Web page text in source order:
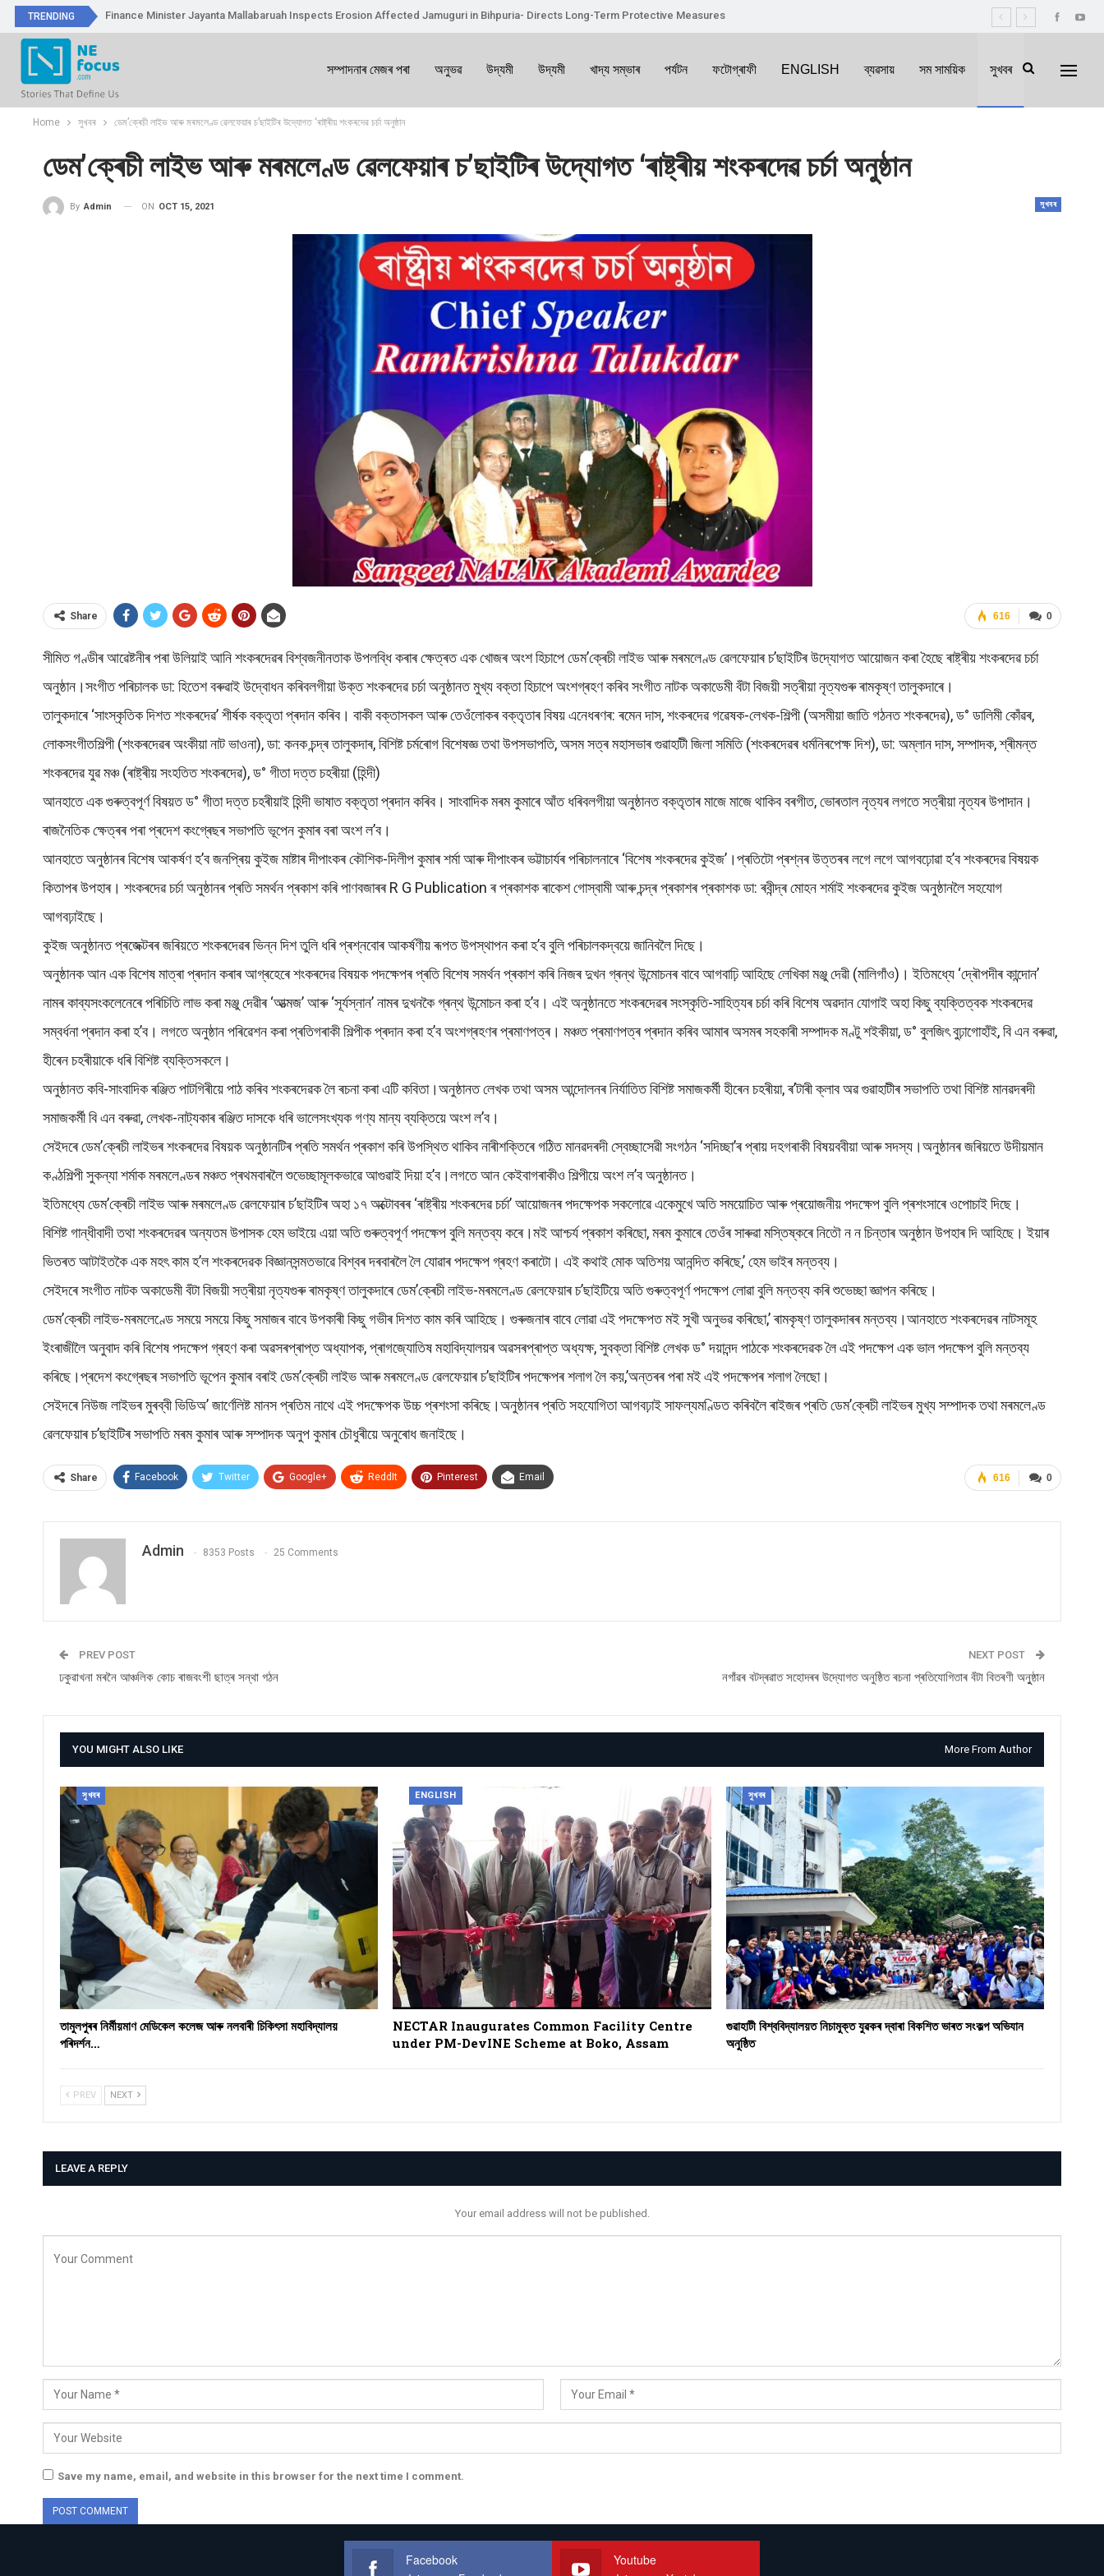
TRENDING Finance Minister Jayanta Mallabaruah Inspects Erosion Affected Jamuguri in Bihpuria- Directs Long-Term Protective Measures
সম্পাদনাৰ মেজৰ পৰা অনুভৱ উদ্যমী উদ্যমী খাদ্য সম্ভাৰ পৰ্যটন ফটোগ্ৰাফী ENGLISH ব্যৱসায় সম সাময়িক সুখবৰ
Home সুখবৰ ডেম’ক্ৰেচী লাইভ আৰু মৰমলেণ্ড ৱেলফেয়াৰ চ’ছাইটিৰ উদ্যোগত ‘ৰাষ্ট্ৰীয় শংকৰদেৱ চৰ্চা অনুষ্ঠান
ডেম’ক্ৰেচী লাইভ আৰু মৰমলেণ্ড ৱেলফেয়াৰ চ’ছাইটিৰ উদ্যোগত ‘ৰাষ্ট্ৰীয় শংকৰদেৱ চৰ্চা অনুষ্ঠান
সুখবৰ
By Admin ON OCT 15, 2021
0
616
Share
সীমিত গণ্ডীৰ আৱেষ্টনীৰ পৰা উলিয়াই আনি শংকৰদেৱৰ বিশ্বজনীনতাক উপলব্ধি কৰাৰ ক্ষেত্ৰত এক খোজৰ অংশ হিচাপে ডেম’ক্ৰেচী লাইভ আৰু মৰমলেণ্ড ৱেলফেয়াৰ চ’ছাইটিৰ উদ্যোগত আয়োজন কৰা হৈছে ৰাষ্ট্ৰীয় শংকৰদেৱ চৰ্চা
অনুষ্ঠান।সংগীত পৰিচালক ডা: হিতেশ বৰুৱাই উদ্বোধন কৰিবলগীয়া উক্ত শংকৰদেৱ চৰ্চা অনুষ্ঠানত মুখ্য বক্তা হিচাপে অংশগ্ৰহণ কৰিব সংগীত নাটক অকাডেমী বঁটা বিজয়ী সত্ৰীয়া নৃত্যগুৰু ৰামকৃষ্ণ তালুকদাৰে।
তালুকদাৰে ‘সাংস্কৃতিক দিশত শংকৰদেৱ’ শীৰ্ষক বক্তৃতা প্ৰদান কৰিব। বাকী বক্তাসকল আৰু তেওঁলোকৰ বক্তৃতাৰ বিষয় এনেধৰণৰ: ৰমেন দাস, শংকৰদেৱ গৱেষক-লেখক-শিল্পী (অসমীয়া জাতি গঠনত শংকৰদেৱ), ড° ডালিমী কোঁৱৰ,
লোকসংগীতশিল্পী (শংকৰদেৱৰ অংকীয়া নাট ভাওনা), ডা: কনক চন্দ্ৰ তালুকদাৰ, বিশিষ্ট চৰ্মৰোগ বিশেষজ্ঞ তথা উপসভাপতি, অসম সত্ৰ মহাসভাৰ গুৱাহাটী জিলা সমিতি (শংকৰদেৱৰ ধৰ্মনিৰপেক্ষ দিশ), ডা: অম্লান দাস, সম্পাদক, শ্ৰীমন্ত
শংকৰদেৱ যুৱ মঞ্চ (ৰাষ্ট্ৰীয় সংহতিত শংকৰদেৱ), ড° গীতা দত্ত চহৰীয়া (হিন্দী)
আনহাতে এক গুৰুত্বপূৰ্ণ বিষয়ত ড° গীতা দত্ত চহৰীয়াই হিন্দী ভাষাত বক্তৃতা প্ৰদান কৰিব। সাংবাদিক মৰম কুমাৰে আঁত ধৰিবলগীয়া অনুষ্ঠানত বক্তৃতাৰ মাজে মাজে থাকিব বৰগীত, ভোৰতাল নৃত্যৰ লগতে সত্ৰীয়া নৃত্যৰ উপাদান।
ৰাজনৈতিক ক্ষেত্ৰৰ পৰা প্ৰদেশ কংগ্ৰেছৰ সভাপতি ভূপেন কুমাৰ বৰা অংশ ল’ব।
আনহাতে অনুষ্ঠানৰ বিশেষ আকৰ্ষণ হ’ব জনপ্ৰিয় কুইজ মাষ্টাৰ দীপাংকৰ কৌশিক-দিলীপ কুমাৰ শৰ্মা আৰু দীপাংকৰ ভট্টাচাৰ্যৰ পৰিচালনাৰে ‘বিশেষ শংকৰদেৱ কুইজ’।প্ৰতিটো প্ৰশ্নৰ উত্তৰৰ লগে লগে আগবঢ়োৱা হ’ব শংকৰদেৱ বিষয়ক
কিতাপৰ উপহাৰ। শংকৰদেৱ চৰ্চা অনুষ্ঠানৰ প্ৰতি সমৰ্থন প্ৰকাশ কৰি পাণবজাৰৰ R G Publication ৰ প্ৰকাশক ৰাকেশ গোস্বামী আৰু চন্দ্ৰ প্ৰকাশৰ প্ৰকাশক ডা: ৰবীন্দ্ৰ মোহন শৰ্মাই শংকৰদেৱ কুইজ অনুষ্ঠানলৈ সহযোগ
আগবঢ়াইছে।
কুইজ অনুষ্ঠানত প্ৰজেক্টৰৰ জৰিয়তে শংকৰদেৱৰ ভিন্ন দিশ তুলি ধৰি প্ৰশ্নবোৰ আকৰ্ষণীয় ৰূপত উপস্থাপন কৰা হ’ব বুলি পৰিচালকদ্বয়ে জানিবলৈ দিছে।
অনুষ্ঠানক আন এক বিশেষ মাত্ৰা প্ৰদান কৰাৰ আগ্ৰহেৰে শংকৰদেৱ বিষয়ক পদক্ষেপৰ প্ৰতি বিশেষ সমৰ্থন প্ৰকাশ কৰি নিজৰ দুখন গ্ৰন্থ উন্মোচনৰ বাবে আগবাঢ়ি আহিছে লেখিকা মঞ্জু দেৱী (মালিগাঁও)। ইতিমধ্যে ‘দ্ৰৌপদীৰ কান্দোন’
নামৰ কাব্যসংকলেনেৰে পৰিচিতি লাভ কৰা মঞ্জু দেৱীৰ ‘আত্মজ’ আৰু ‘সূৰ্যস্নান’ নামৰ দুখনকৈ গ্ৰন্থ উন্মোচন কৰা হ’ব। এই অনুষ্ঠানতে শংকৰদেৱৰ সংস্কৃতি-সাহিত্যৰ চৰ্চা কৰি বিশেষ অৱদান যোগাই অহা কিছু ব্যক্তিত্বক শংকৰদেৱ
সম্বৰ্ধনা প্ৰদান কৰা হ’ব। লগতে অনুষ্ঠান পৰিৱেশন কৰা প্ৰতিগৰাকী শিল্পীক প্ৰদান কৰা হ’ব অংশগ্ৰহণৰ প্ৰমাণপত্ৰ। মঞ্চত প্ৰমাণপত্ৰ প্ৰদান কৰিব আমাৰ অসমৰ সহকাৰী সম্পাদক মণ্টু শইকীয়া, ড° বুলজিৎ বুঢ়াগোহাঁই, বি এন বৰুৱা,
হীৰেন চহৰীয়াকে ধৰি বিশিষ্ট ব্যক্তিসকলে।
অনুষ্ঠানত কবি-সাংবাদিক ৰঞ্জিত পাটগিৰীয়ে পাঠ কৰিব শংকৰদেৱক লৈ ৰচনা কৰা এটি কবিতা।অনুষ্ঠানত লেখক তথা অসম আন্দোলনৰ নিৰ্যাতিত বিশিষ্ট সমাজকৰ্মী হীৰেন চহৰীয়া, ৰ’টাৰী ক্লাব অৱ গুৱাহাটীৰ সভাপতি তথা বিশিষ্ট মানৱদৰদী
সমাজকৰ্মী বি এন বৰুৱা, লেখক-নাট্যকাৰ ৰঞ্জিত দাসকে ধৰি ভালেসংখ্যক গণ্য মান্য ব্যক্তিয়ে অংশ ল’ব।
সেইদৰে ডেম’ক্ৰেচী লাইভৰ শংকৰদেৱ বিষয়ক অনুষ্ঠানটিৰ প্ৰতি সমৰ্থন প্ৰকাশ কৰি উপস্থিত থাকিব নাৰীশক্তিৰে গঠিত মানৱদৰদী স্বেচ্ছাসেৱী সংগঠন ‘সদিচ্ছা’ৰ প্ৰায় দহগৰাকী বিষয়ববীয়া আৰু সদস্য।অনুষ্ঠানৰ জৰিয়তে উদীয়মান
কণ্ঠশিল্পী সুকন্যা শৰ্মাক মৰমলেণ্ডৰ মঞ্চত প্ৰথমবাৰলৈ শুভেচ্ছামূলকভাৱে আগুৱাই দিয়া হ’ব।লগতে আন কেইবাগৰাকীও শিল্পীয়ে অংশ ল’ব অনুষ্ঠানত।
ইতিমধ্যে ডেম’ক্ৰেচী লাইভ আৰু মৰমলেণ্ড ৱেলফেয়াৰ চ’ছাইটিৰ অহা ১৭ অক্টোবৰৰ ‘ৰাষ্ট্ৰীয় শংকৰদেৱ চৰ্চা’ আয়োজনৰ পদক্ষেপক সকলোৱে একেমুখে অতি সময়োচিত আৰু প্ৰয়োজনীয় পদক্ষেপ বুলি প্ৰশংসাৰে ওপোচাই দিছে।
বিশিষ্ট গান্ধীবাদী তথা শংকৰদেৱৰ অন্যতম উপাসক হেম ভাইয়ে এয়া অতি গুৰুত্বপূৰ্ণ পদক্ষেপ বুলি মন্তব্য কৰে।মই আশ্চৰ্য প্ৰকাশ কৰিছো, মৰম কুমাৰে তেওঁৰ সাৰুৱা মস্তিষ্কৰে নিতৌ ন ন চিন্তাৰ অনুষ্ঠান উপহাৰ দি আহিছে। ইয়াৰ
ভিতৰত আটাইতকৈ এক মহৎ কাম হ’ল শংকৰদেৱক বিজ্ঞানসন্মতভাৱে বিশ্বৰ দৰবাৰলৈ লৈ যোৱাৰ পদক্ষেপ গ্ৰহণ কৰাটো। এই কথাই মোক অতিশয় আনন্দিত কৰিছে,’ হেম ভাইৰ মন্তব্য।
সেইদৰে সংগীত নাটক অকাডেমী বঁটা বিজয়ী সত্ৰীয়া নৃত্যগুৰু ৰামকৃষ্ণ তালুকদাৰে ডেম’ক্ৰেচী লাইভ-মৰমলেণ্ড ৱেলফেয়াৰ চ’ছাইটিয়ে অতি গুৰুত্বপূৰ্ণ পদক্ষেপ লোৱা বুলি মন্তব্য কৰি শুভেচ্ছা জ্ঞাপন কৰিছে।
ডেম’ক্ৰেচী লাইভ-মৰমলেণ্ডে সময়ে সময়ে কিছু সমাজৰ বাবে উপকাৰী কিছু গভীৰ দিশত কাম কৰি আহিছে। গুৰুজনাৰ বাবে লোৱা এই পদক্ষেপত মই সুখী অনুভৱ কৰিছো,’ ৰামকৃষ্ণ তালুকদাৰৰ মন্তব্য।আনহাতে শংকৰদেৱৰ নাটসমূহ
ইংৰাজীলৈ অনুবাদ কৰি বিশেষ পদক্ষেপ গ্ৰহণ কৰা অৱসৰপ্ৰাপ্ত অধ্যাপক, প্ৰাগজ্যোতিষ মহাবিদ্যালয়ৰ অৱসৰপ্ৰাপ্ত অধ্যক্ষ, সুবক্তা বিশিষ্ট লেখক ড° দয়ানন্দ পাঠকে শংকৰদেৱক লৈ এই পদক্ষেপ এক ভাল পদক্ষেপ বুলি মন্তব্য
কৰিছে।প্ৰদেশ কংগ্ৰেছৰ সভাপতি ভূপেন কুমাৰ বৰাই ডেম’ক্ৰেচী লাইভ আৰু মৰমলেণ্ড ৱেলফেয়াৰ চ’ছাইটিৰ পদক্ষেপৰ শলাগ লৈ কয়,’অন্তৰৰ পৰা মই এই পদক্ষেপৰ শলাগ লৈছো।
সেইদৰে নিউজ লাইভৰ মুৰব্বী ভিডিঅ’ জাৰ্ণেলিষ্ট মানস প্ৰতিম নাথে এই পদক্ষেপক উচ্চ প্ৰশংসা কৰিছে।অনুষ্ঠানৰ প্ৰতি সহযোগিতা আগবঢ়াই সাফল্যমণ্ডিত কৰিবলৈ ৰাইজৰ প্ৰতি ডেম’ক্ৰেচী লাইভৰ মুখ্য সম্পাদক তথা মৰমলেণ্ড
ৱেলফেয়াৰ চ’ছাইটিৰ সভাপতি মৰম কুমাৰ আৰু সম্পাদক অনুপ কুমাৰ চৌধুৰীয়ে অনুৰোধ জনাইছে।
0
616
Share Facebook Twitter Google+ ReddIt Pinterest Email
Admin 8353 Posts 25 Comments
PREV POST
ঢকুৱাখনা মৰনৈ আঞ্চলিক কোচ ৰাজবংশী ছাত্ৰ সন্থা গঠন
NEXT POST
নগাঁৱৰ বটদ্ৰৱাত সহোদৰৰ উদ্যোগত অনুষ্ঠিত ৰচনা প্ৰতিযোগিতাৰ বঁটা বিতৰণী অনুুষ্ঠান
YOU MIGHT ALSO LIKE More From Author
সুখবৰ
তামুলপুৰৰ নিৰ্মীয়মাণ মেডিকেল কলেজ আৰু নলবাৰী চিকিৎসা মহাবিদ্যালয়
পৰিদৰ্শন…
ENGLISH
NECTAR Inaugurates Common Facility Centre
under PM-DevINE Scheme at Boko, Assam
সুখবৰ
গুৱাহাটী বিশ্ববিদ্যালয়ত নিচামুক্ত যুৱকৰ দ্বাৰা বিকশিত ভাৰত সংকল্প অভিযান
অনুষ্ঠিত
PREV NEXT
LEAVE A REPLY
Your email address will not be published.
Save my name, email, and website in this browser for the next time I comment.
Facebook Youtube